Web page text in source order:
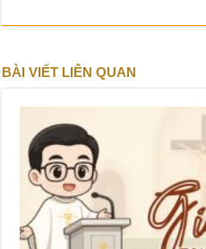
BÀI VIẾT LIÊN QUAN